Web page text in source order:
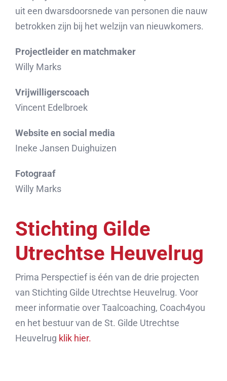
uit een dwarsdoorsnede van personen die nauw
betrokken zijn bij het welzijn van nieuwkomers.
Projectleider en matchmaker
Willy Marks
Vrijwilligerscoach
Vincent Edelbroek
Website en social media
Ineke Jansen Duighuizen
Fotograaf
Willy Marks
Stichting Gilde
Utrechtse Heuvelrug
Prima Perspectief is één van de drie projecten
van Stichting Gilde Utrechtse Heuvelrug. Voor
meer informatie over Taalcoaching, Coach4you
en het bestuur van de St. Gilde Utrechtse
Heuvelrug klik hier.